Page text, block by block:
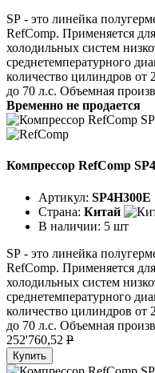
SР - это линейка
RefComp. Применяется
холодильных систем
среднетемпературного
количество цилиндров
до 70 л.с. Объемная
Временно не продается
Компрессор RefComp
Артикул: SP4H300E
Страна: Китай
В наличии: 5 шт
SР - это линейка
RefComp. Применяется
холодильных систем
среднетемпературного
количество цилиндров
до 70 л.с. Объемная
252'760,52 P
Купить